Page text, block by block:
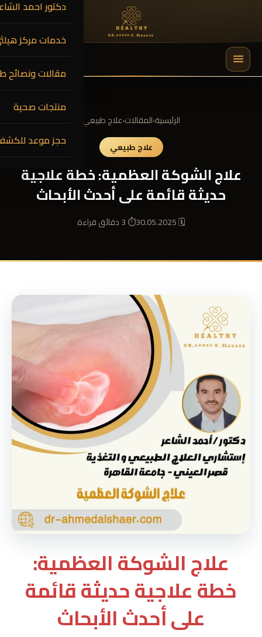
دكتور احمد
خدمات مركز
مقالات ونصائح
منتجات صحية
حجز موعد
$0.00
الرئيسية›المقالات›علاج طبيعي
علاج طبيعي
علاج الشوكة العظمية: خطة علاجية
حديثة قائمة على أحدث الأبحاث
🗓 30.05.2025 ⏱ 3 دقائق قراءة
علاج الشوكة العظمية:
خطة علاجية حديثة قائمة
على أحدث الأبحاث